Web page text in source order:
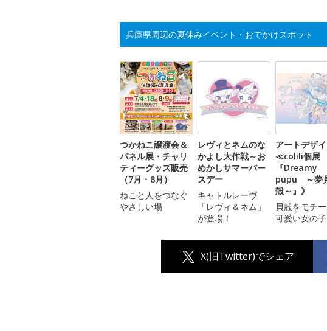
兵庫県周辺の夏休みイベント・おでかけスポット
つかねこ譲渡会＆
パネル展・チャリ
ティーグッズ販売
（7月・8月）
ねこと人をつなぐ
やさしい場
レヴィとネムのな
かよし大作戦～お
めかしサマーバー
スデー
キャトルレーヴ
「レヴィ＆ネム」
が登場！
アートデザ
≪colili個展
『Dreamy
pupu ～夢
殻～』》
貝殻をモチ
可愛い女の子
X(旧Twitter)でシェア